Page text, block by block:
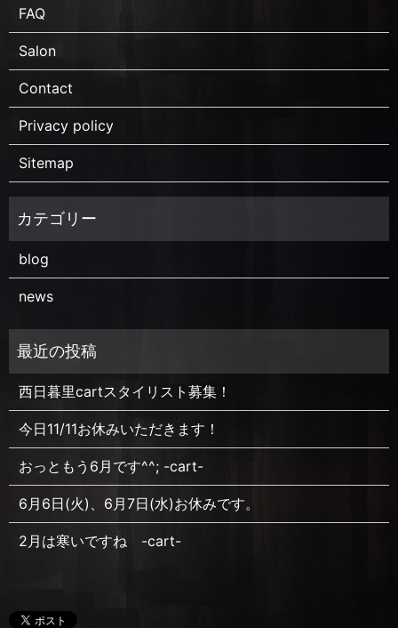
FAQ
Salon
Contact
Privacy policy
Sitemap
blog
news
西日暮里cartスタイリスト募集！
今日11/11お休みいただきます！
おっともう6月です^^; -cart-
6月6日(火)、6月7日(水)お休みです。
2月は寒いですね -cart-